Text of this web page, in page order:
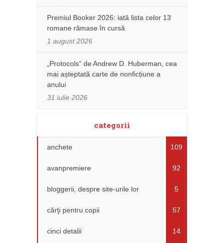
Premiul Booker 2026: iată lista celor 13
romane rămase în cursă
1 august 2026
„Protocols“ de Andrew D. Huberman, cea
mai așteptată carte de nonficțiune a
anului
31 iulie 2026
categorii
anchete 109
avanpremiere 92
bloggerii, despre site-urile lor 5
cărţi pentru copii 57
cinci detalii 14